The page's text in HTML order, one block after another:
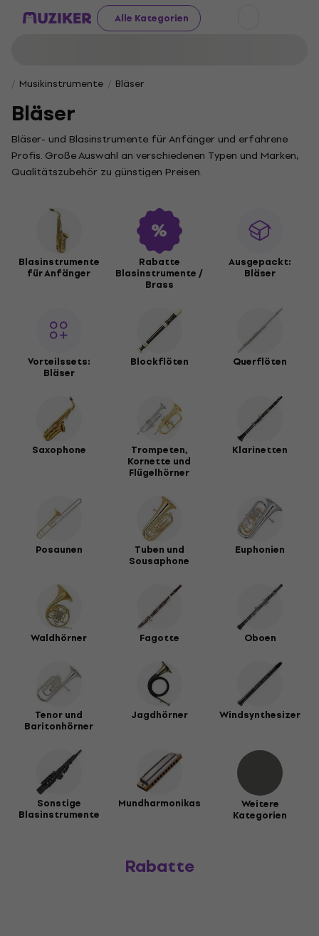
Alle Kategorien
Musikinstrumente Bläser
Bläser
Bläser- und Blasinstrumente für Anfänger und erfahrene
Profis. Große Auswahl an verschiedenen Typen und Marken,
Qualitätszubehör zu günstigen Preisen.
Blasinstrumente
für Anfänger
Rabatte
Blasinstrumente /
Brass
Ausgepackt:
Bläser
Vorteilssets:
Bläser
Blockflöten Querflöten
Saxophone Trompeten,
Kornette und
Flügelhörner
Klarinetten
Posaunen Tuben und
Sousaphone
Euphonien
Waldhörner Fagotte Oboen
Tenor und
Baritonhörner
Jagdhörner Windsynthesizer
Sonstige
Blasinstrumente
Mundharmonikas Weitere
Kategorien
Rabatte